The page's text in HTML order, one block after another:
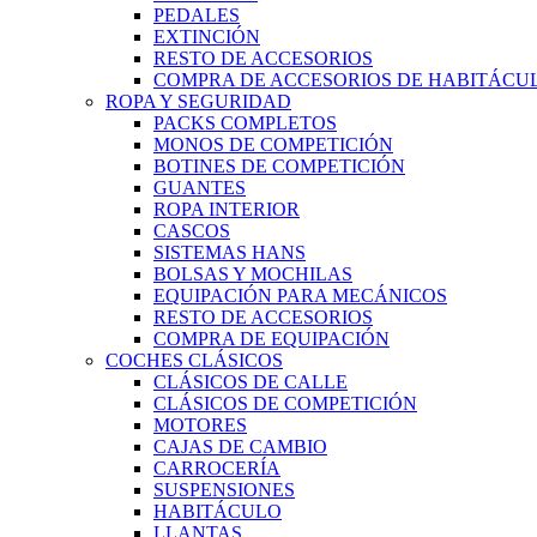
PEDALES
EXTINCIÓN
RESTO DE ACCESORIOS
COMPRA DE ACCESORIOS DE
ROPA Y SEGURIDAD
PACKS COMPLETOS
MONOS DE COMPETICIÓN
BOTINES DE COMPETICIÓN
GUANTES
ROPA INTERIOR
CASCOS
SISTEMAS HANS
BOLSAS Y MOCHILAS
EQUIPACIÓN PARA MECÁNICOS
RESTO DE ACCESORIOS
COMPRA DE EQUIPACIÓN
COCHES CLÁSICOS
CLÁSICOS DE CALLE
CLÁSICOS DE COMPETICIÓN
MOTORES
CAJAS DE CAMBIO
CARROCERÍA
SUSPENSIONES
HABITÁCULO
LLANTAS